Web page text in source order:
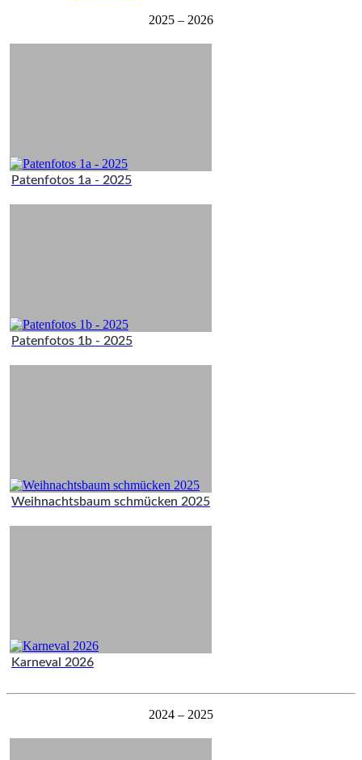
2025 – 2026
Patenfotos 1a - 2025
Patenfotos 1b - 2025
Weihnachtsbaum schmücken 2025
Karneval 2026
2024 – 2025